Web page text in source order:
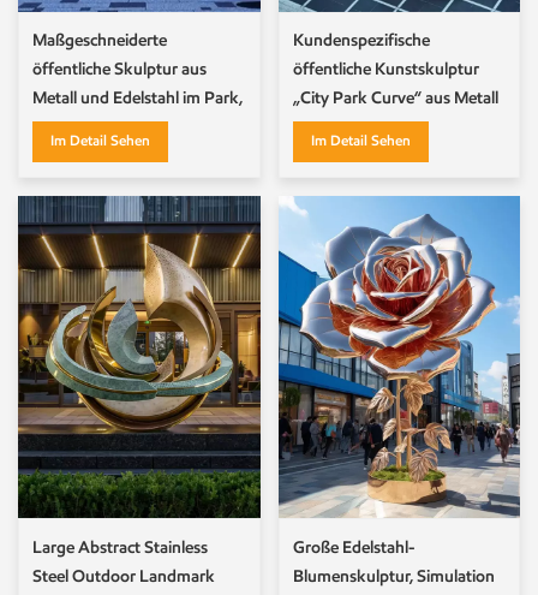
Maßgeschneiderte
öffentliche Skulptur aus
Metall und Edelstahl im Park,
Nachtszenenskulptur
Im Detail Sehen
Kundenspezifische
öffentliche Kunstskulptur
„City Park Curve“ aus Metall
und Edelstahl
Im Detail Sehen
Large Abstract Stainless
Steel Outdoor Landmark
Große Edelstahl-
Blumenskulptur, Simulation